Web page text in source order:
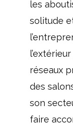
les
solitude
réseaux
des
son
faire